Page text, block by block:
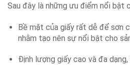
Sau đây là những ưu điểm nổi bật
Bề mặt của giấy rất dễ để sơn
nhằm tạo nên sự nổi bật cho
Định lượng giấy cao và đa